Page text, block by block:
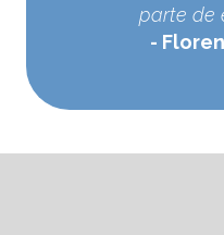
parte de